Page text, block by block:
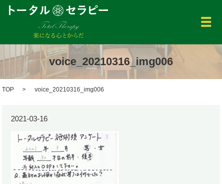
メ
voice_20210316_img006
TOP voice_20210316_img006
2021-03-16